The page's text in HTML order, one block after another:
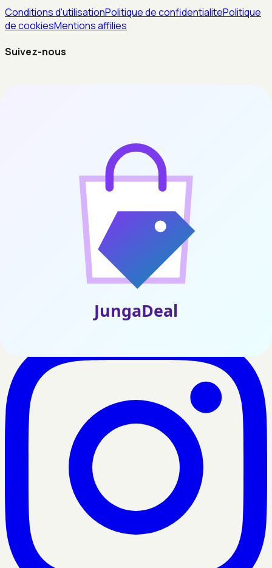
Conditions d'utilisationPolitique de confidentialitePolitique
de cookiesMentions affilies
Suivez-nous